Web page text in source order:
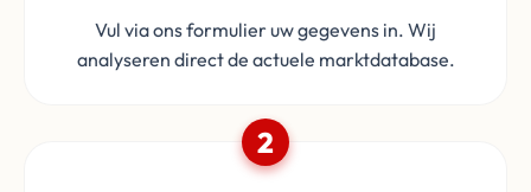
Vul via ons formulier uw gegevens in. Wij
analyseren direct de actuele marktdatabase.
2